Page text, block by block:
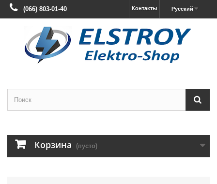
Русский
Контакты
(066) 803-01-40
Корзина (пусто)